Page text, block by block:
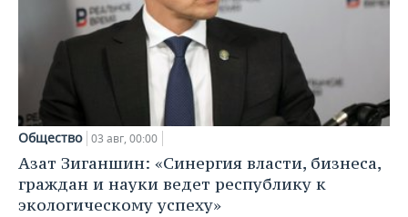
Общество 03 авг, 00:00
Азат Зиганшин: «Синергия власти, бизнеса,
граждан и науки ведет республику к
экологическому успеху»